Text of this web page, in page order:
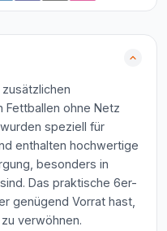
Fettballen ohne Netz
speziell für
enthalten hochwertige
besonders in
Das praktische 6er-
genügend Vorrat hast,
verwöhnen.